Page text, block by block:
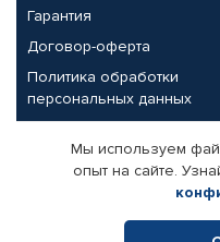
Гарантия
Договор-оферта
Политика обработки
персональных данных
Партнерам
Корпоративным клиентам
Поставщикам
Мы используем
опыт на сайте.